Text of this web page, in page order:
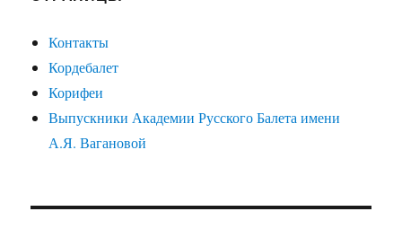
Контакты
Кордебалет
Корифеи
Выпускники Академии Русского Балета имени
А.Я. Вагановой